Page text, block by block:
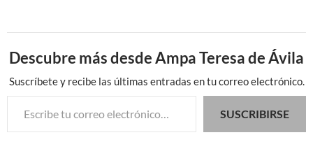
Descubre más desde Ampa Teresa de Ávila
Suscríbete y recibe las últimas entradas en tu correo electrónico.
Escribe tu correo electrónico…
SUSCRIBIRSE